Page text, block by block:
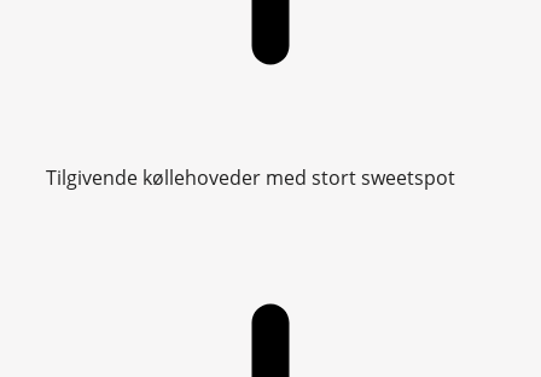
Tilgivende køllehoveder med stort sweetspot